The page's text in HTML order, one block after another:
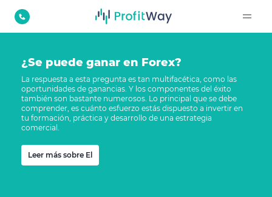
¿Se puede ganar en Forex?
La respuesta a esta pregunta es tan multifacética, como las
oportunidades de ganancias. Y los componentes del éxito
también son bastante numerosos. Lo principal que se debe
comprender, es cuánto esfuerzo estás dispuesto a invertir en
tu formación, práctica y desarrollo de una estrategia
comercial.
Leer más sobre El